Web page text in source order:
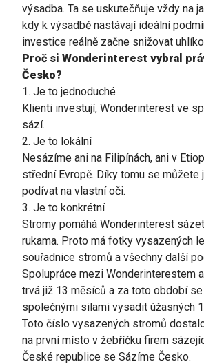
výsadba. Ta se uskutečňuje vždy na
kdy k výsadbě nastávají ideální
investice reálně začne snižovat
Proč si Wonderinterest vybral
Česko?
1. Je to jednoduché
Klienti investují, Wonderinterest ve
sází.
2. Je to lokální
Nesázíme ani na Filipínách, ani v
střední Evropě. Díky tomu se můžete
podívat na vlastní oči.
3. Je to konkrétní
Stromy pomáhá Wonderinterest
rukama. Proto má fotky vysazených
souřadnice stromů a všechny další
Spolupráce mezi Wonderinterestem
trvá již 13 měsíců a za toto období
společnými silami vysadit úžasných
Toto číslo vysazených stromů
na první místo v žebříčku firem
České republice se Sázíme Česko.